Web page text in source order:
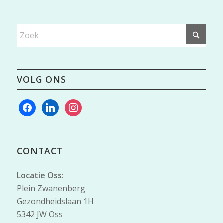
VOLG ONS
facebooklinkedininstagram
CONTACT
Locatie Oss:
Plein Zwanenberg
Gezondheidslaan 1H
5342 JW Oss